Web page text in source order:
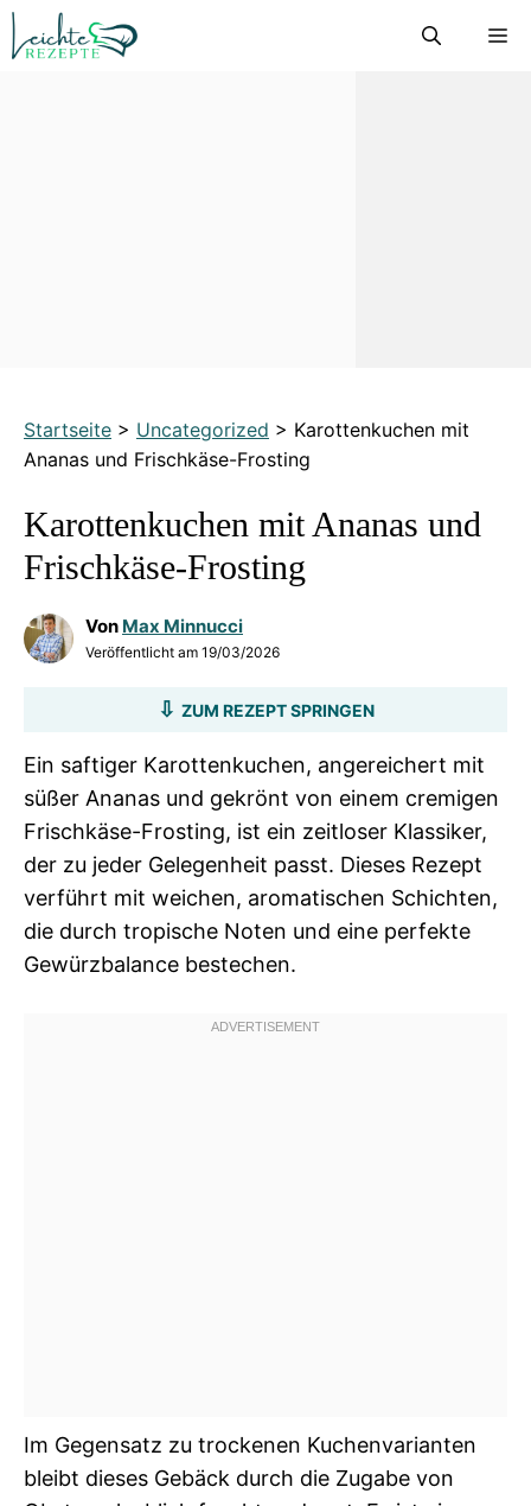
Zum
Inhalt
Startseite > Uncategorized > Karottenkuchen mit
Ananas und Frischkäse-Frosting
Karottenkuchen mit Ananas und
Frischkäse-Frosting
Von Max Minnucci
Veröffentlicht am 19/03/2026
ZUM REZEPT SPRINGEN
Ein saftiger Karottenkuchen, angereichert mit
süßer Ananas und gekrönt von einem cremigen
Frischkäse-Frosting, ist ein zeitloser Klassiker,
der zu jeder Gelegenheit passt. Dieses Rezept
verführt mit weichen, aromatischen Schichten,
die durch tropische Noten und eine perfekte
Gewürzbalance bestechen.
Im Gegensatz zu trockenen Kuchenvarianten
bleibt dieses Gebäck durch die Zugabe von